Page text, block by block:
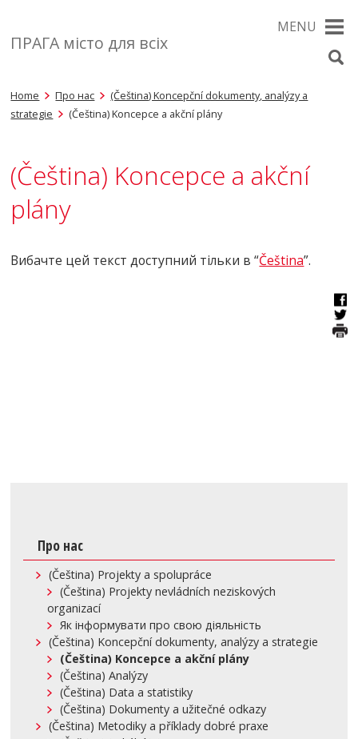
ПРАГА місто для всіх
MENU
Home Про нас
(Čeština) Koncepční dokumenty, analýzy a
strategie
(Čeština) Koncepce a akční plány
(Čeština) Koncepce a akční
plány
Вибачте цей текст доступний тільки в “Čeština”.
Про нас
(Čeština) Projekty a spolupráce
(Čeština) Projekty nevládních neziskových
organizací
Як інформувати про свою діяльність
(Čeština) Koncepční dokumenty, analýzy a strategie
(Čeština) Koncepce a akční plány
(Čeština) Analýzy
(Čeština) Data a statistiky
(Čeština) Dokumenty a užitečné odkazy
(Čeština) Metodiky a příklady dobré praxe